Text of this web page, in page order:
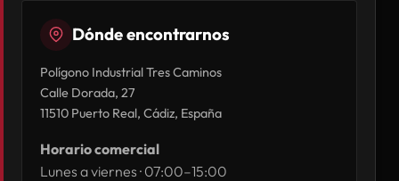
Dónde encontrarnos
Polígono Industrial Tres Caminos
Calle Dorada, 27
11510 Puerto Real, Cádiz, España
Horario comercial
Lunes a viernes · 07:00–15:00